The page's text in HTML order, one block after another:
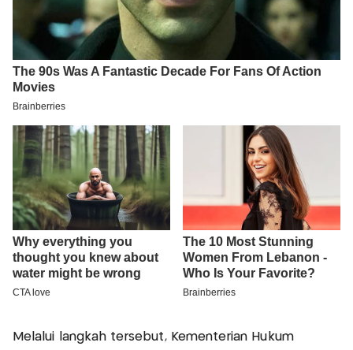
Melalui langkah tersebut, Kementerian Hukum